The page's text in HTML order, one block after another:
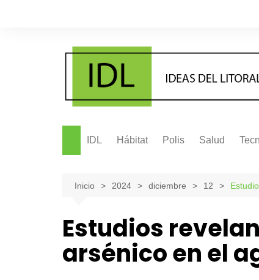
IDL Hábitat Polis Salud
Inicio 2024 diciembre 12
Estudios
arsénico en el